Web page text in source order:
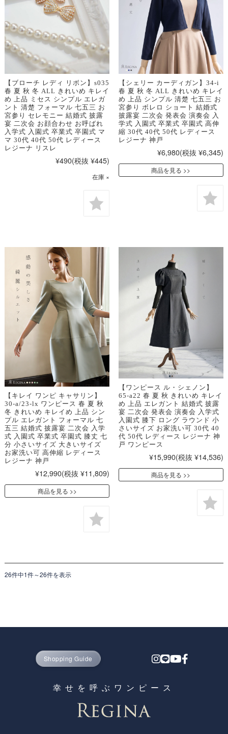
【ブローチ レディ リボン】s035
春 夏 秋 冬 ALL きれいめ キレイ
め 上品 ミセス シンプル エレガ
ント 清楚 フォーマル 七五三 お
宮参り セレモニー 結婚式 披露
宴 二次会 お顔合わせ お呼ばれ
入学式 入園式 卒業式 卒園式 マ
マ 30代 40代 50代 レディース
レジーナ リスレ
¥490(税抜 ¥445)
在庫 ×
【シェリー カーディガン】34-i
春 夏 秋 冬 ALL きれいめ キレイ
め 上品 シンプル 清楚 七五三 お
宮参り ボレロ ショート 結婚式
披露宴 二次会 発表会 演奏会 入
学式 入園式 卒業式 卒園式 高伸
縮 30代 40代 50代 レディース
レジーナ 神戸
¥6,980(税抜 ¥6,345)
商品を見る
【キレイ ワンピ キャサリン】
30-a/23-lx ワンピース 春 夏 秋
冬 きれいめ キレイめ 上品 シン
プル エレガント フォーマル 七
五三 結婚式 披露宴 二次会 入学
式 入園式 卒業式 卒園式 膝丈 七
分 小さいサイズ 大きいサイズ
お家洗い可 高伸縮 レディース
レジーナ 神戸
¥12,990(税抜 ¥11,809)
商品を見る
【ワンピース ル・シェノン】
65-a22 春 夏 秋 きれいめ キレイ
め 上品 エレガント 結婚式 披露
宴 二次会 発表会 演奏会 入学式
入園式 膝下 ロング ラウンド 小
さいサイズ お家洗い可 30代 40
代 50代 レディース レジーナ 神
戸 ワンピース
¥15,990(税抜 ¥14,536)
商品を見る
26件中1件～26件を表示
Shopping Guide
幸せを呼ぶワンピース